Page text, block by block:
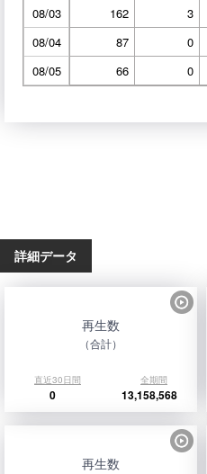
08/03 162 3
08/04
87 0
08/05
66 0
詳細データ
再生数
（合計）
直近30日間 全期間
0 13,158,568
再生数